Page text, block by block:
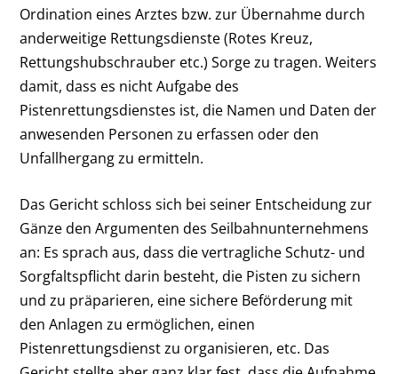
Ordination eines Arztes bzw. zur Übernahme durch
anderweitige Rettungsdienste (Rotes Kreuz,
Rettungshubschrauber etc.) Sorge zu tragen. Weiters
damit, dass es nicht Aufgabe des
Pistenrettungsdienstes ist, die Namen und Daten der
anwesenden Personen zu erfassen oder den
Unfallhergang zu ermitteln.
Das Gericht schloss sich bei seiner Entscheidung zur
Gänze den Argumenten des Seilbahnunternehmens
an: Es sprach aus, dass die vertragliche Schutz- und
Sorgfaltspflicht darin besteht, die Pisten zu sichern
und zu präparieren, eine sichere Beförderung mit
den Anlagen zu ermöglichen, einen
Pistenrettungsdienst zu organisieren, etc. Das